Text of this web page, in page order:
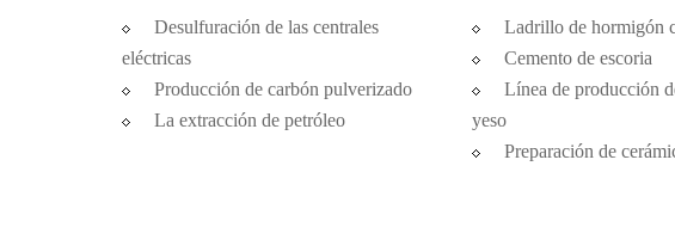
Desulfuración de las centrales
eléctricas
Producción de carbón pulverizado
La extracción de petróleo
Ladrillo de hormigón
Cemento de escoria
Línea de producción
yeso
Preparación de